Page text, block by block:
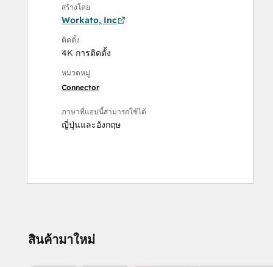
สร้างโดย
Workato, Inc
ติดตั้ง
4K การติดตั้ง
หมวดหมู่
Connector
ภาษาที่แอปนี้สามารถใช้ได้
ญี่ปุ่นและอังกฤษ
สินค้ามาใหม่